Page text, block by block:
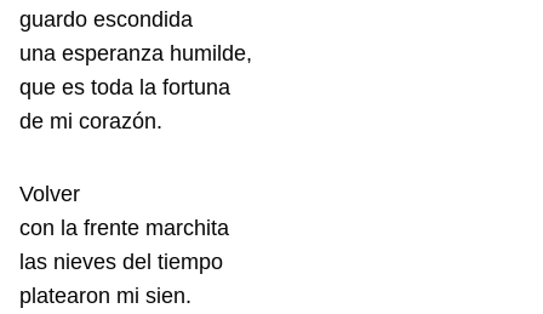
guardo escondida
una esperanza humilde,
que es toda la fortuna
de mi corazón.
Volver
con la frente marchita
las nieves del tiempo
platearon mi sien.